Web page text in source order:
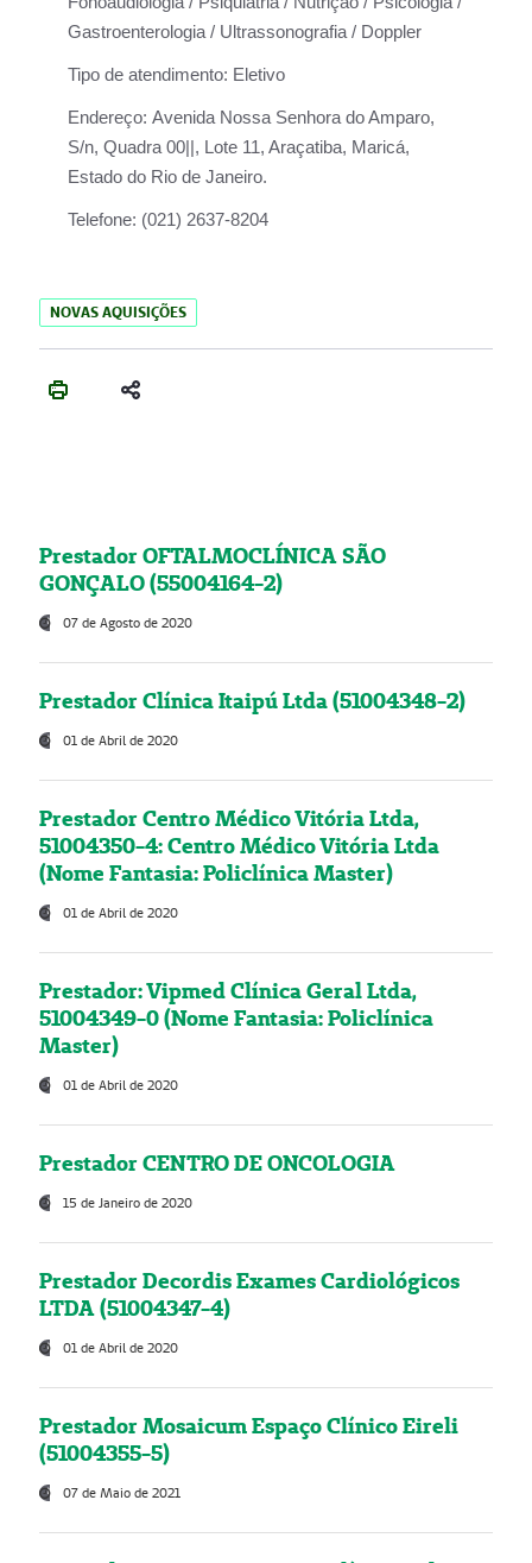
Gastroenterologia / Ultrassonografia / Doppler
Tipo de atendimento: Eletivo
Endereço: Avenida Nossa Senhora do Amparo,
S/n, Quadra 00||, Lote 11, Araçatiba, Maricá,
Estado do Rio de Janeiro.
Telefone: (021) 2637-8204
NOVAS AQUISIÇÕES
Prestador OFTALMOCLÍNICA SÃO
GONÇALO (55004164-2)
07 de Agosto de 2020
Prestador Clínica Itaipú Ltda (51004348-2)
01 de Abril de 2020
Prestador Centro Médico Vitória Ltda,
51004350-4: Centro Médico Vitória Ltda
(Nome Fantasia: Policlínica Master)
01 de Abril de 2020
Prestador: Vipmed Clínica Geral Ltda,
51004349-0 (Nome Fantasia: Policlínica
Master)
01 de Abril de 2020
Prestador CENTRO DE ONCOLOGIA
15 de Janeiro de 2020
Prestador Decordis Exames Cardiológicos
LTDA (51004347-4)
01 de Abril de 2020
Prestador Mosaicum Espaço Clínico Eireli
(51004355-5)
07 de Maio de 2021